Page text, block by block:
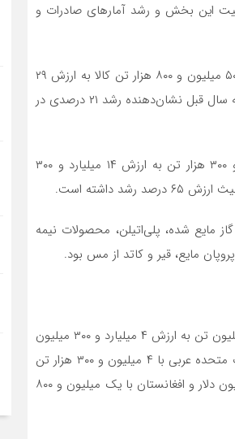
نخست سال ۱۴۰۰ حاکی از بهبود وضعیت این بخش و رشد آمارهای صادرات و
مهدی میر اشرفی، رئیس کل گمرک ایران با بیان مطلب فوق گفت: در این مدت ۵۰ میلیون و ۸۰۰ هزار تن کالا به ارزش ۲۹
میلیارد دلار بین ایران و کشورهای مختلف مبادله شد که مقایسه آن با مدت مشابه سال قبل نشان‌دهنده رشد ۲۱ درصدی در
وی افزود: سهم صادرات کالاهای غیرنفتی از مجموع تجارت خارجی ۳۸ میلیون و ۳۰۰ هزار تن به ارزش ۱۴ میلیارد و ۳۰۰
مایع شده، پلی‌اتیلن، محصولات نیمه
مایع، قیر و کاتد از مس بود.
میراشرفی کشورهای مقصد کالاهای صادراتی ایران را به ترتیب چین با حدود ۱۰ میلیون تن به ارزش ۴ میلیارد و ۳۰۰ میلیون
دلار، عراق با ۱۰ میلیون و ۹۰۰ هزار تن به ارزش ۲ میلیارد و ۸۰۰ میلیون دلار، امارات متحده عربی با ۴ میلیون و ۳۰۰ هزار تن
به ارزش یک میلیارد و ۶۰۰ میلیون دلار، ترکیه با یک میلیون تن به ارزش ۹۲۳ میلیون دلار و افغانستان با یک میلیون و ۸۰۰